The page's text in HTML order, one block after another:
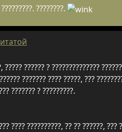
????????.
????? ?????? ? ??????????????
??????? ???? ?????, ???
??????? ? ?????????.
???? ??????????, ?? ?? ??????,